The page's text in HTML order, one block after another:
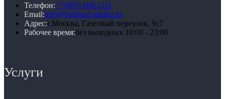
Телефон:+7(985) 668-1111
Email:info@lombard-sdelka.ru
Адрес:г.Москва, Газетный переулок, 9с7
Рабочее время:без выходных 10:00 - 23:00
Услуги